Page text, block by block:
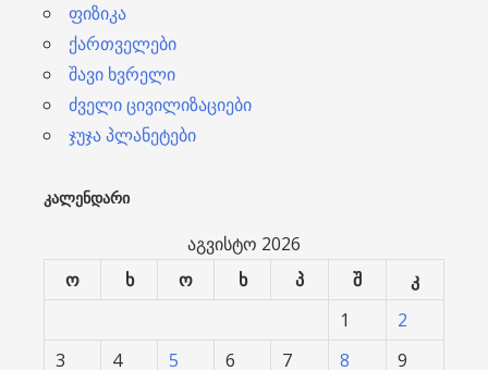
ფიზიკა
ქართველები
შავი ხვრელი
ძველი ცივილიზაციები
ჯუჯა პლანეტები
ᲙᲐᲚᲔᲜᲓᲐᲠᲘ
აგვისტო 2026
ო
ხ ო ხ პ შ
კ
1
2
3
4 5 6 7 8 9